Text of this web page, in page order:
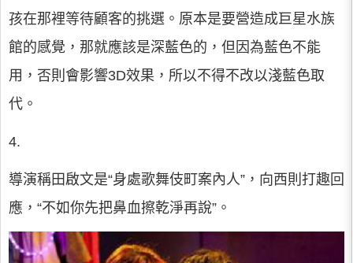
孩在那裡等待顧客的挑選。原本是要營造成巨星水族
館的感覺，那就應該是深藍色的，但因為藍色不能
用，否則會影響3D效果，所以不得不改以淺藍色取
代。
4.
導演稱田啟文是“身處歌舞伎町案內人”，向西則打趣回
應，“不如你先把鼻血擦乾淨再說”。